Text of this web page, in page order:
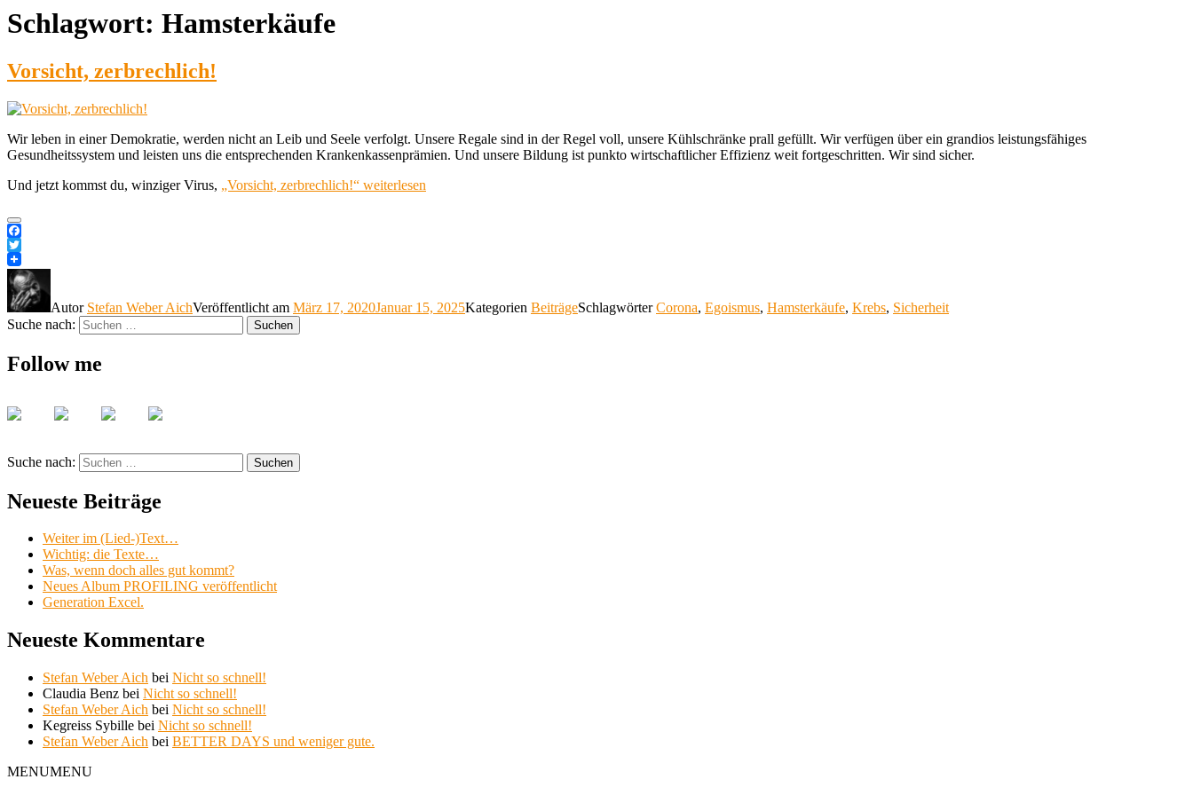
Schlagwort: Hamsterkäufe
Vorsicht, zerbrechlich!
Wir leben in einer Demokratie, werden nicht an Leib und Seele verfolgt. Unsere Regale sind in der Regel voll, unsere Kühlschränke prall gefüllt. Wir verfügen über ein grandios leistungsfähiges
Gesundheitssystem und leisten uns die entsprechenden Krankenkassenprämien. Und unsere Bildung ist punkto wirtschaftlicher Effizienz weit fortgeschritten. Wir sind sicher.
Und jetzt kommst du, winziger Virus, „Vorsicht, zerbrechlich!“ weiterlesen
Facebook
Twitter
Autor Stefan Weber AichVeröffentlicht am März 17, 2020Januar 15, 2025Kategorien BeiträgeSchlagwörterCorona, Egoismus, Hamsterkäufe, Krebs, Sicherheit
Suche nach:
Suchen
Follow me
Suche nach: Suchen
Neueste Beiträge
Weiter im (Lied-)Text…
Wichtig: die Texte…
Was, wenn doch alles gut kommt?
Neues Album PROFILING veröffentlicht
Generation Excel.
Neueste Kommentare
Stefan Weber Aich bei Nicht so schnell!
Claudia Benz bei Nicht so schnell!
Stefan Weber Aich bei Nicht so schnell!
Kegreiss Sybille bei Nicht so schnell!
Stefan Weber Aich bei BETTER DAYS und weniger gute.
MENUMENU